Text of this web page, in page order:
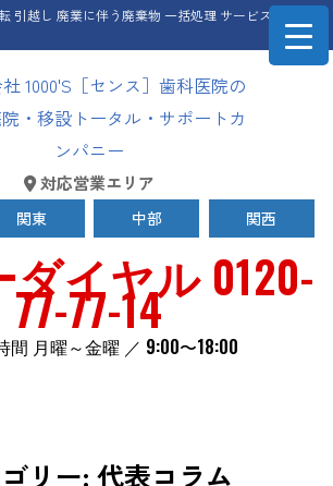
引越し 廃業に伴う廃棄物 一括処理 サービス 株式会
対応営業エリア
関東 中部 関西
0120-
77-77-14
間 月曜～金曜 ／ 9:00〜18:00
リー: 代表コラム